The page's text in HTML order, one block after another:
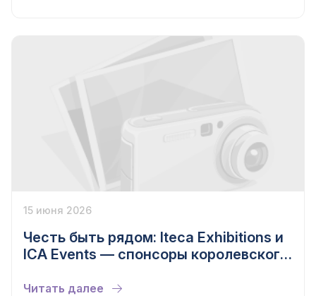
15 июня 2026
Честь быть рядом: Iteca Exhibitions и
ICA Events — спонсоры королевского
Читать далее